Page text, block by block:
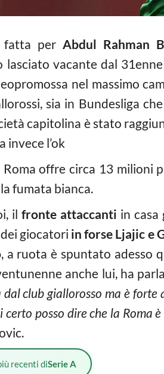
fatta per Abdul Rahman
vacante dal
nel massimo
sia in Bundesliga
capitolina è stato
invece l’ok
Roma offre circa 13 milioni
fumata bianca.
il fronte attaccanti in casa
giocatori in forse Ljajic e
, a ruota è spuntato adesso
anche lui, ha
dal club giallorosso ma è forte
certo posso dire che la Roma
recenti diSerie A